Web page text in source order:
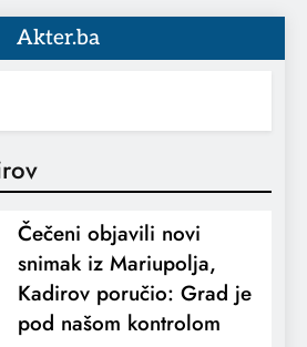
Akter.ba
Čečeni objavili novi
snimak iz Mariupolja,
Kadirov poručio: Grad je
pod našom kontrolom